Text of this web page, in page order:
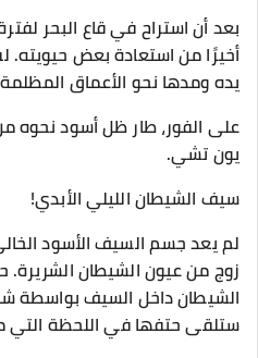
بعد أن استراح في قاع البحر
أخيرًا من استعادة بعض حيويته.
يده ومدها نحو الأعماق
على الفور، طار ظل أسود نحوه
يون تشي.
سيف الشيطان الليلي الأبدي!
لم يعد جسم السيف الأسود
زوج من عيون الشيطان الشريرة.
الشيطان داخل السيف بواسطة
ستلقى حتفها في اللحظة التي